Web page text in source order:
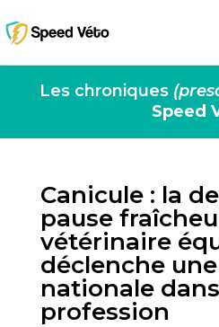
Les chroniques
Speed
Canicule : la
pause
vétérinaire
déclenche
nationale
profession